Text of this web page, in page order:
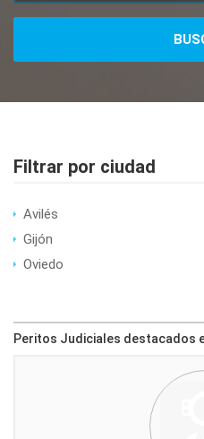
Filtrar por ciudad
Avilés
Gijón
Oviedo
Peritos Judiciales destacados